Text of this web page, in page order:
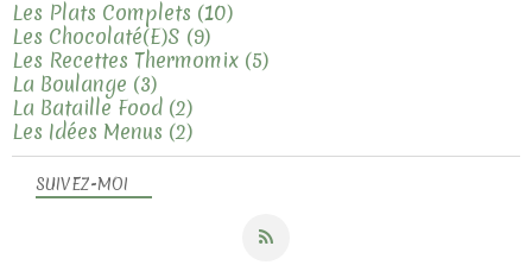
SUIVEZ-MOI
Les Plats Complets (10)
Les Chocolaté(e)s (9)
Les Recettes Thermomix (5)
La Boulange (3)
La Bataille Food (2)
Les Idées Menus (2)